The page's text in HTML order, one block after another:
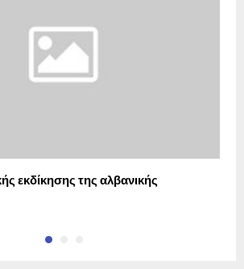
εκδίκησης της αλβανικής